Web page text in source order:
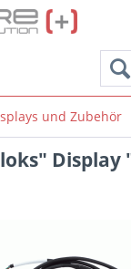
und Zubehör